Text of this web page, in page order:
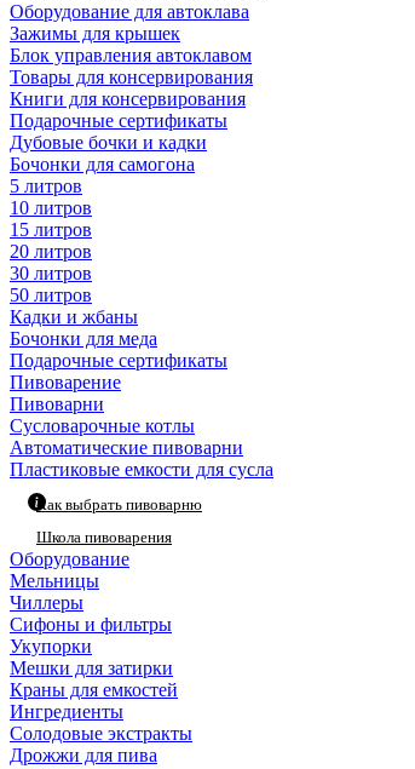
Оборудование для автоклава
Зажимы для крышек
Блок управления автоклавом
Товары для консервирования
Книги для консервирования
Подарочные сертификаты
Дубовые бочки и кадки
Бочонки для самогона
5 литров
10 литров
15 литров
20 литров
30 литров
50 литров
Кадки и жбаны
Бочонки для меда
Подарочные сертификаты
Пивоварение
Пивоварни
Сусловарочные котлы
Автоматические пивоварни
Пластиковые емкости для сусла
Как выбрать пивоварню
Школа пивоварения
Оборудование
Мельницы
Чиллеры
Сифоны и фильтры
Укупорки
Мешки для затирки
Краны для емкостей
Ингредиенты
Солодовые экстракты
Дрожжи для пива